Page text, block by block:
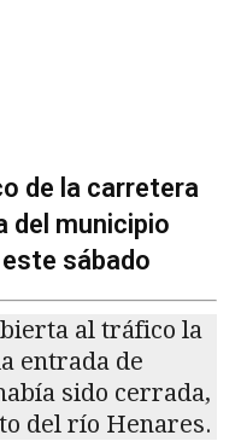
de la carretera
del municipio
sábado
al tráfico la
entrada de
sido cerrada,
del río Henares.